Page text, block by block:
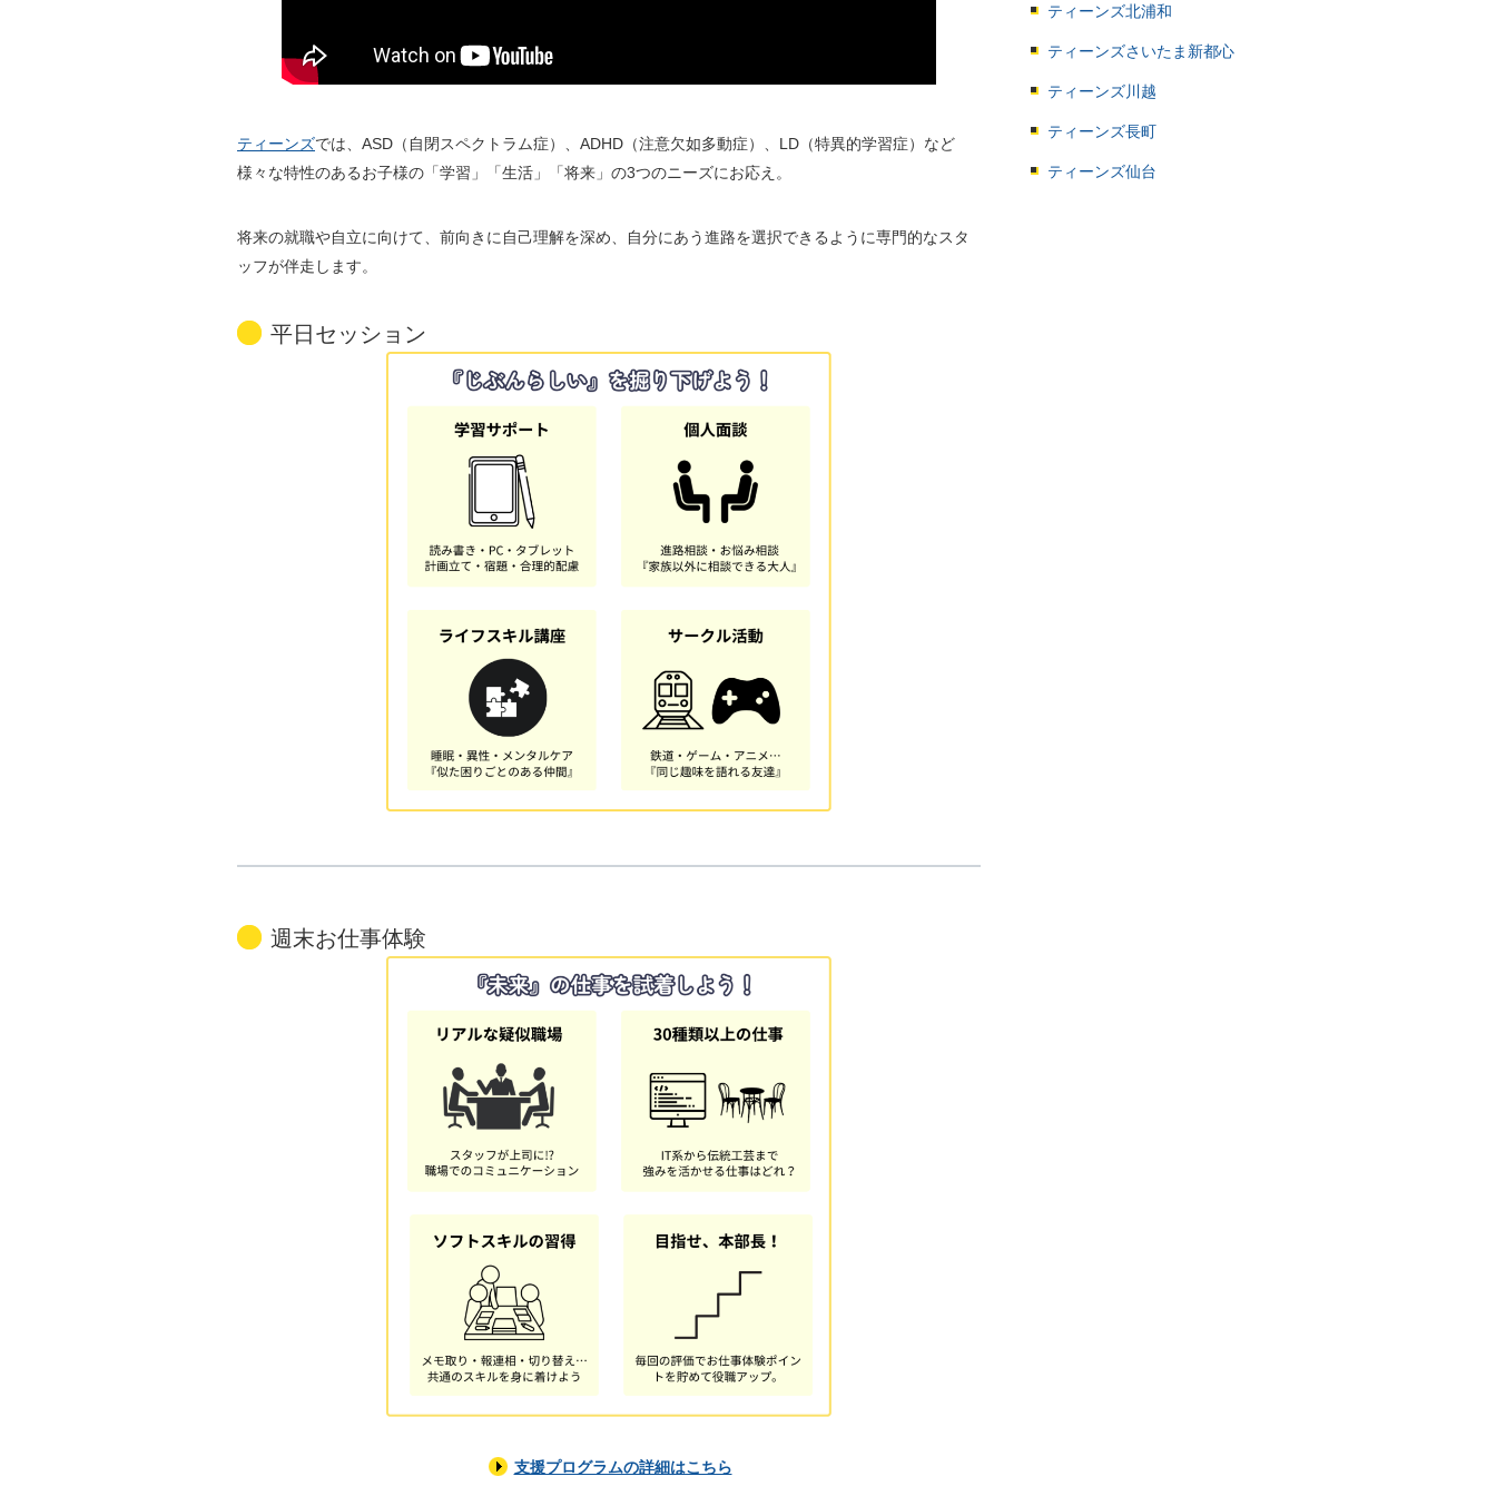
ティーンズでは、ASD（自閉スペクトラム症）、ADHD（注意欠如多動症）、LD（特異的学習症）など
様々な特性のあるお子様の「学習」「生活」「将来」の3つのニーズにお応え。
将来の就職や自立に向けて、前向きに自己理解を深め、自分にあう進路を選択できるように専門的なスタ
ッフが伴走します。
平日セッション
週末お仕事体験
支援プログラムの詳細はこちら
ティーンズ北浦和
ティーンズさいたま新都心
ティーンズ川越
ティーンズ長町
ティーンズ仙台